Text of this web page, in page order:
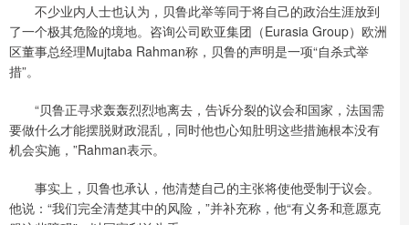
不少业内人士也认为，贝鲁此举等同于将自己的政治生涯放到
了一个极其危险的境地。咨询公司欧亚集团（Eurasia Group）欧洲
区董事总经理Mujtaba Rahman称，贝鲁的声明是一项“自杀式举
措”。
“贝鲁正寻求轰轰烈烈地离去，告诉分裂的议会和国家，法国需
要做什么才能摆脱财政混乱，同时他也心知肚明这些措施根本没有
机会实施，”Rahman表示。
事实上，贝鲁也承认，他清楚自己的主张将使他受制于议会。
他说：“我们完全清楚其中的风险，”并补充称，他“有义务和意愿克